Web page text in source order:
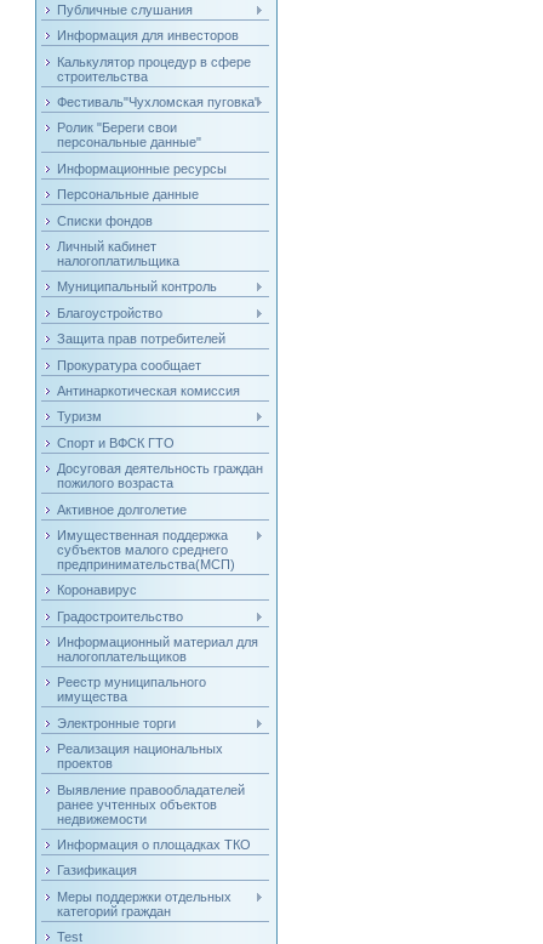
Публичные слушания
Информация для инвесторов
Калькулятор процедур в сфере
строительства
Фестиваль"Чухломская пуговка"
Ролик "Береги свои
персональные данные"
Информационные ресурсы
Персональные данные
Списки фондов
Личный кабинет
налогоплатильщика
Муниципальный контроль
Благоустройство
Защита прав потребителей
Прокуратура сообщает
Антинаркотическая комиссия
Туризм
Спорт и ВФСК ГТО
Досуговая деятельность граждан
пожилого возраста
Активное долголетие
Имущественная поддержка
субъектов малого среднего
предпринимательства(МСП)
Коронавирус
Градостроительство
Информационный материал для
налогоплательщиков
Реестр муниципального
имущества
Электронные торги
Реализация национальных
проектов
Выявление правообладателей
ранее учтенных объектов
недвижемости
Информация о площадках ТКО
Газификация
Меры поддержки отдельных
категорий граждан
Test